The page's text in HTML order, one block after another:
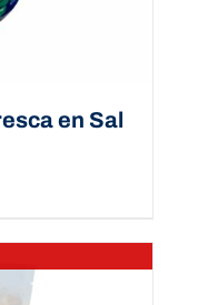
en Sal